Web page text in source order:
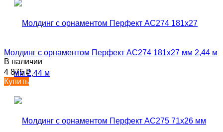
Молдинг с орнаментом Перфект AC274 181х27 мм 2,44 м
В наличии
4 875₽
Купить